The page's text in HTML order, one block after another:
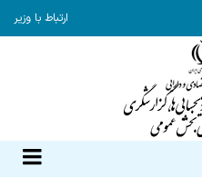
ارتباط با وزیر